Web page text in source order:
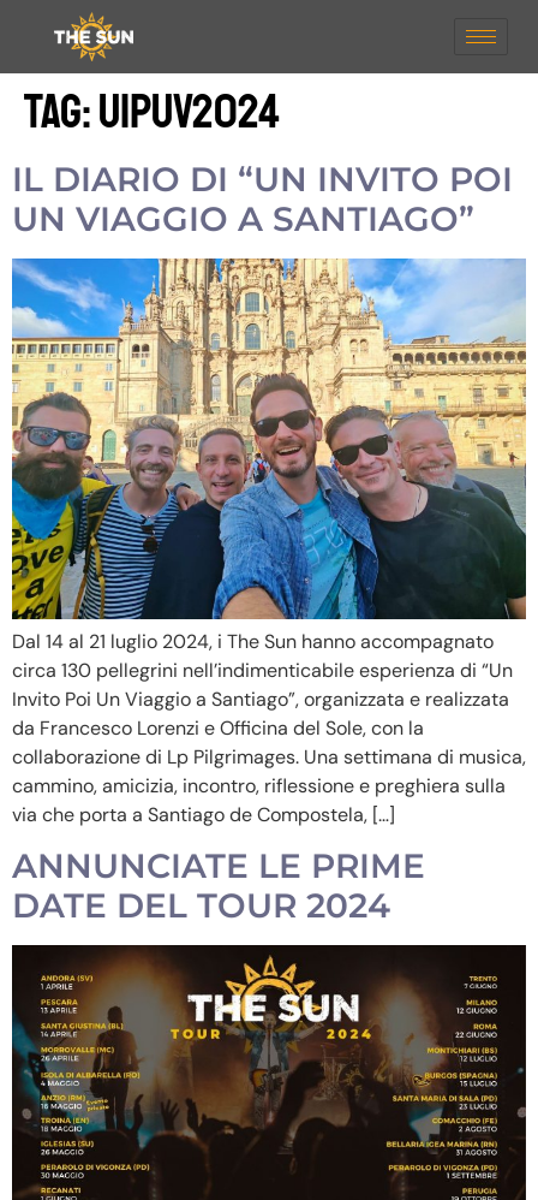
Tag:UIPUV2024
IL DIARIO DI “UN INVITO POI
UN VIAGGIO A SANTIAGO”
Dal 14 al 21 luglio 2024, i The Sun hanno accompagnato
circa 130 pellegrini nell’indimenticabile esperienza di “Un
Invito Poi Un Viaggio a Santiago”, organizzata e realizzata
da Francesco Lorenzi e Officina del Sole, con la
collaborazione di Lp Pilgrimages. Una settimana di musica,
cammino, amicizia, incontro, riflessione e preghiera sulla
via che porta a Santiago de Compostela, […]
ANNUNCIATE LE PRIME
DATE DEL TOUR 2024